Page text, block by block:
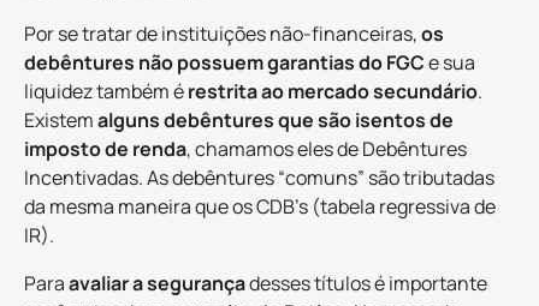
Por se tratar de instituições não-financeiras,os
debêntures não possuem garantias do FGCe sua
liquidez também érestrita ao mercado secundário.
Existemalguns debêntures que são isentos de
imposto de renda, chamamos eles de Debêntures
Incentivadas. As debêntures “comuns” são tributadas
da mesma maneira que os CDB’s (tabela regressiva de
IR).
Paraavaliar a segurançadesses títulos é importante